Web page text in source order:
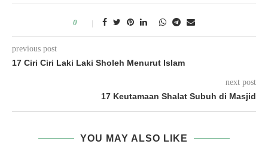
0
previous post
17 Ciri Ciri Laki Laki Sholeh Menurut Islam
next post
17 Keutamaan Shalat Subuh di Masjid
YOU MAY ALSO LIKE